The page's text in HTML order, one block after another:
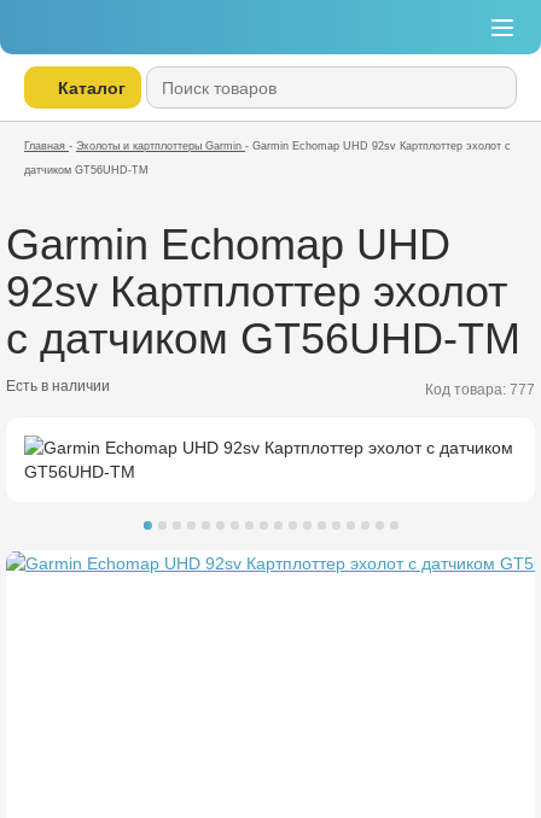
Каталог
Главная - Эхолоты и картплоттеры Garmin - Garmin Echomap UHD 92sv Картплоттер эхолот с
датчиком GT56UHD-TM
Garmin Echomap UHD
92sv Картплоттер эхолот
с датчиком GT56UHD-TM
Есть в наличии Код товара: 777